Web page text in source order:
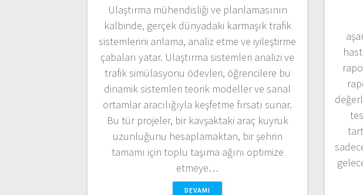
Ulaştırma mühendisliği ve planlamasının
kalbinde, gerçek dünyadaki karmaşık trafik
sistemlerini anlama, analiz etme ve iyileştirme
çabaları yatar. Ulaştırma sistemleri analizi ve
trafik simülasyonu ödevleri, öğrencilere bu
dinamik sistemleri teorik modeller ve sanal
ortamlar aracılığıyla keşfetme fırsatı sunar.
Bu tür projeler, bir kavşaktaki araç kuyruk
uzunluğunu hesaplamaktan, bir şehrin
tamamı için toplu taşıma ağını optimize
etmeye…
DEVAMI